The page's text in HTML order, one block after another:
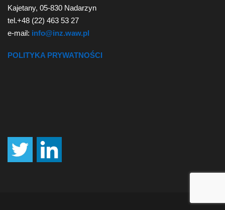
Kajetany, 05-830 Nadarzyn
tel.+48 (22) 463 53 27
e-mail: info@inz.waw.pl
POLITYKA PRYWATNOŚCI